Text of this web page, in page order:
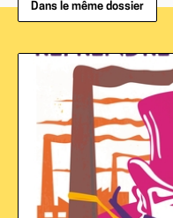
Dans le même dossier